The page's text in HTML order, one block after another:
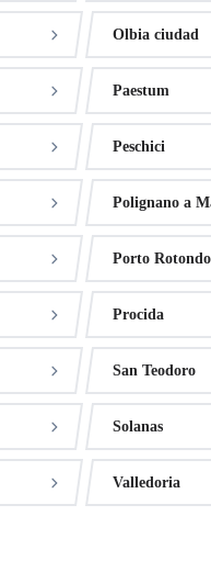
Olbia ciudad
Paestum
Peschici
Polignano a
Porto Rotondo
Procida
San Teodoro
Solanas
Valledoria